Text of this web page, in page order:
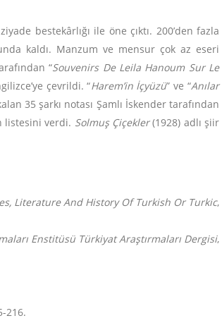
bestekârlığı ile öne çıktı. 200’den fazla
kaldı. Manzum ve mensur çok az eseri
“Souvenirs De Leila Hanoum Sur Le
çevrildi. “Harem’in İçyüzü” ve “Anılar
35 şarkı notası Şamlı İskender tarafından
listesini verdi. Solmuş Çiçekler(1928) adlı şiir
Literature And History Of Turkish Or Turkic,
Enstitüsü Türkiyat Araştırmaları Dergisi,
216.